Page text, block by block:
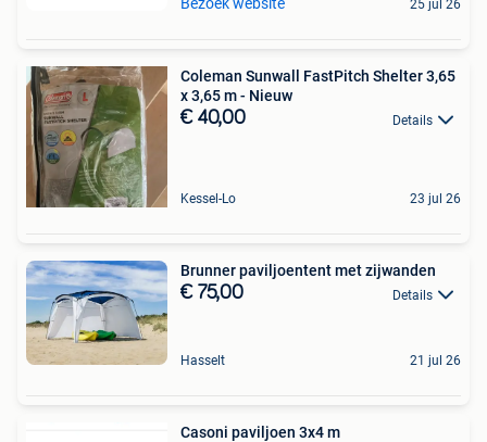
Bezoek website 25 jul 26
Coleman Sunwall FastPitch Shelter 3,65
x 3,65 m - Nieuw
€ 40,00 Details
Kessel-Lo 23 jul 26
Brunner paviljoentent met zijwanden
€ 75,00 Details
Hasselt 21 jul 26
Casoni paviljoen 3x4 m